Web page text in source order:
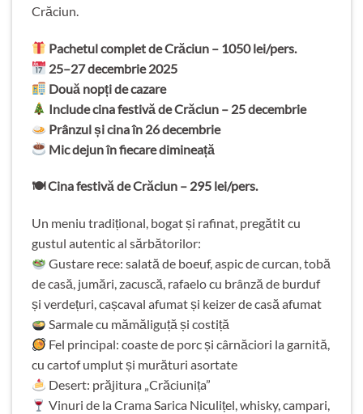
Crăciun.
Pachetul complet de Crăciun – 1050 lei/pers.
25–27 decembrie 2025
Două nopți de cazare
Include cina festivă de Crăciun – 25 decembrie
Prânzul și cina în 26 decembrie
Mic dejun în fiecare dimineață
🍽 Cina festivă de Crăciun – 295 lei/pers.
Un meniu tradițional, bogat și rafinat, pregătit cu
gustul autentic al sărbătorilor:
Gustare rece: salată de boeuf, aspic de curcan, tobă
de casă, jumări, zacuscă, rafaelo cu brânză de burduf
și verdețuri, cașcaval afumat și keizer de casă afumat
Sarmale cu mămăliguță și costiță
Fel principal: coaste de porc și cârnăciori la garnită,
cu cartof umplut și murături asortate
Desert: prăjitura „Crăciunița”
Vinuri de la Crama Sarica Niculițel, whisky, campari,